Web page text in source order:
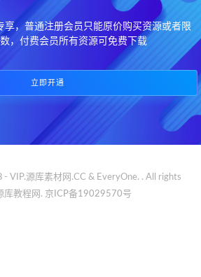
享，普通注册会员只能原价购买资源或者限
，付费会员所有资源可免费下载
立即开通
VIP.源库素材网.CC & EveryOne. . All rights
库教程网. 京ICP备19029570号